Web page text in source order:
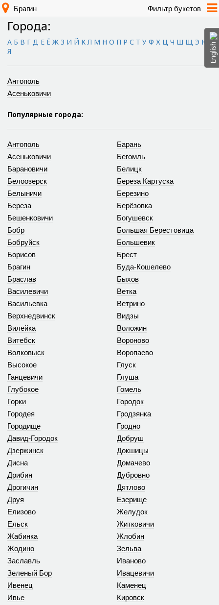
Фильтр букетов
Брагин
Города:
А Б В Г Д Е Ё Ж З И Й К Л М Н О П Р С Т У Ф Х Ц Ч Ш Щ Э Ю
Я
Антополь
Асеньковичи
Популярные города:
Антополь
Асеньковичи
Барановичи
Барань
Бегомль
Белицк
Белоозерск
Белыничи
Береза
Береза Картуска
Березино
Берёзовка
Бешенковичи
Бобр
Бобруйск
Богушевск
Большая Берестовица
Большевик
Борисов
Брагин
Браслав
Брест
Буда-Кошелево
Быхов
Василевичи
Васильевка
Верхнедвинск
Ветка
Ветрино
Видзы
Вилейка
Витебск
Волковыск
Воложин
Вороново
Воропаево
Высокое
Ганцевичи
Глубокое
Глуск
Глуша
Гомель
Горки
Городея
Городище
Городок
Гродзянка
Гродно
Давид-Городок
Дзержинск
Дисна
Добруш
Докшицы
Домачево
Дрибин
Дрогичин
Друя
Дубровно
Дятлово
Езерище
Елизово
Ельск
Жабинка
Желудок
Житковичи
Жлобин
Жодино
Заславль
Зеленый Бор
Зельва
Иваново
Ивацевичи
Ивенец
Ивье
Каменец
Кировск
English